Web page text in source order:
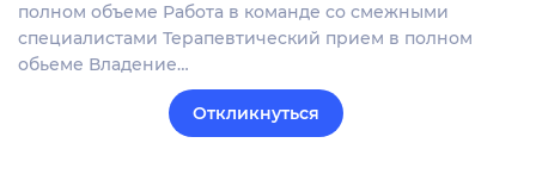
полном объеме Работа в команде со смежными
специалистами Терапевтический прием в полном
обьеме Владение…
Откликнуться